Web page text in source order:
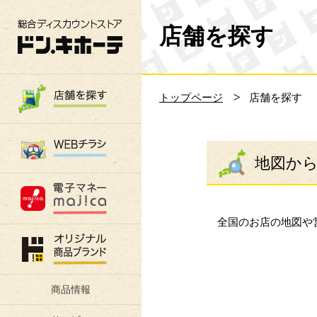
総合ディスカウントストア 驚安の殿堂 ド
商品情報
店舗を探す
トップページ 店舗を探す
地図か
全国のお店の地図や